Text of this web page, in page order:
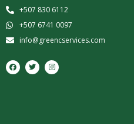
+507 830 6112
+507 6741 0097
info@greencservices.com
F
a
c
T
w
i
I
n
s